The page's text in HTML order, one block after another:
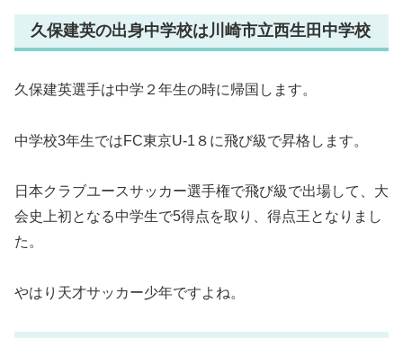
久保建英の出身中学校は川崎市立西生田中学校
久保建英選手は中学２年生の時に帰国します。
中学校3年生ではFC東京U-1８に飛び級で昇格します。
日本クラブユースサッカー選手権で飛び級で出場して、大
会史上初となる中学生で5得点を取り、得点王となりまし
た。
やはり天才サッカー少年ですよね。